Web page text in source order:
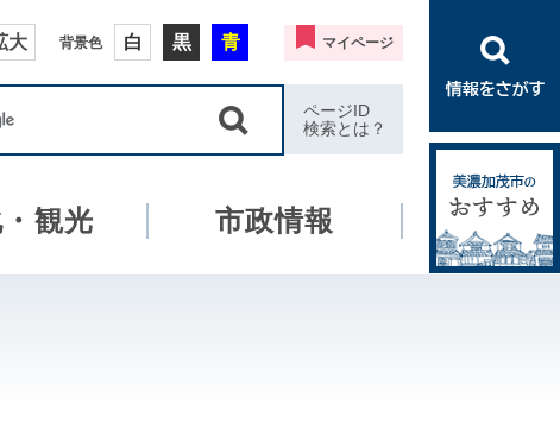
大 背景色 白 黒 青 マイページ
ページID
検索とは？
観光 市政情報